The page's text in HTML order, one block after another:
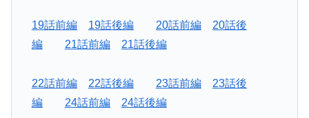
19話前編 19話後編 20話前編
20話後
編
21話前編 21話後編
22話前編 22話後編 23話前編
23話後
編
24話前編 24話後編